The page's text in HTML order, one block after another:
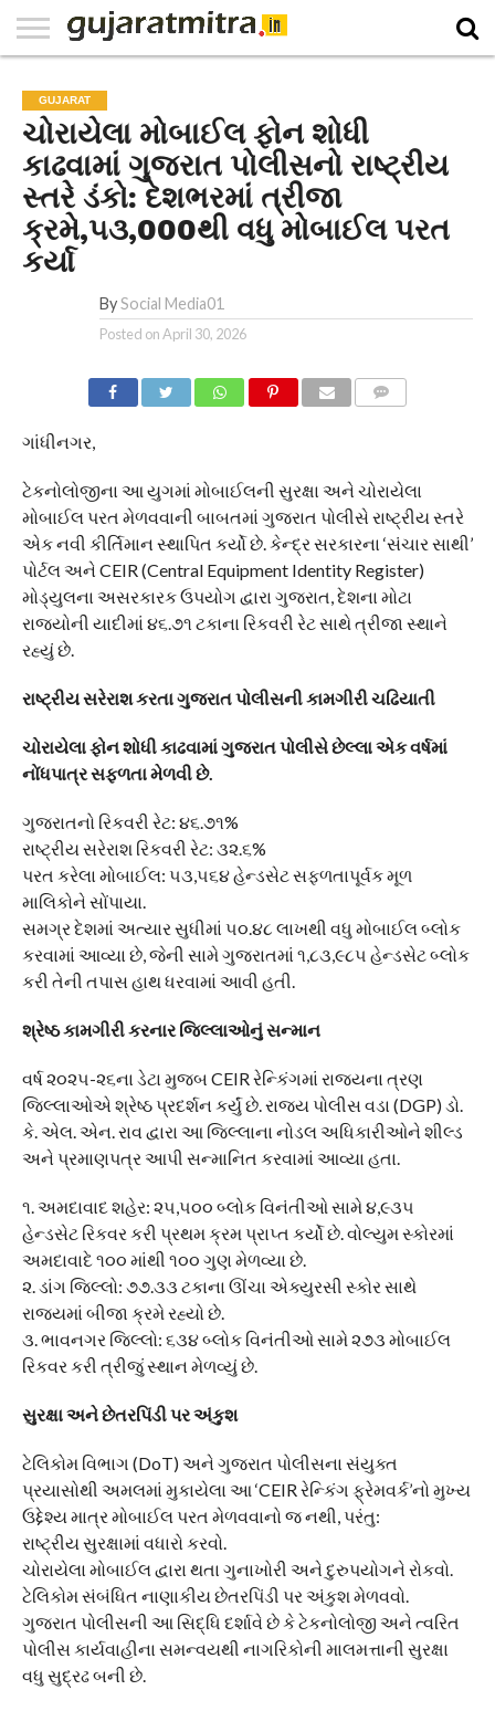
PAPER
NATIONAL
WORLD
BUSINESS
SPORTS
GUJARAT
OPINION
MORE
GUJARAT
​ચોરાયેલા મોબાઈલ ફોન શોધી
કાઢવામાં ગુજરાત પોલીસનો રાષ્ટ્રીય
સ્તરે ડંકો: દેશભરમાં ત્રીજા
ક્રમે,૫૩,000થી વધુ મોબાઈલ પરત
કર્યા
By Social Media01
Posted onApril 30, 2026
ગાંધીનગર,
ટેકનોલોજીના આ યુગમાં મોબાઈલની સુરક્ષા અને ચોરાયેલા
મોબાઈલ પરત મેળવવાની બાબતમાં ગુજરાત પોલીસે રાષ્ટ્રીય સ્તરે
એક નવી કીર્તિમાન સ્થાપિત કર્યો છે. કેન્દ્ર સરકારના ‘સંચાર સાથી’
પોર્ટલ અને CEIR (Central Equipment Identity Register)
મોડ્યુલના અસરકારક ઉપયોગ દ્વારા ગુજરાત, દેશના મોટા
રાજ્યોની યાદીમાં ૪૬.૭૧ ટકાના રિકવરી રેટ સાથે ત્રીજા સ્થાને
રહ્યું છે.
​રાષ્ટ્રીય સરેરાશ કરતા ગુજરાત પોલીસની કામગીરી ચઢિયાતી
​ચોરાયેલા ફોન શોધી કાઢવામાં ગુજરાત પોલીસે છેલ્લા એક વર્ષમાં
નોંધપાત્ર સફળતા મેળવી છે.
​ગુજરાતનો રિકવરી રેટ: ૪૬.૭૧%
​રાષ્ટ્રીય સરેરાશ રિકવરી રેટ: ૩૨.૬%
​પરત કરેલા મોબાઈલ: ૫૩,૫૬૪ હેન્ડસેટ સફળતાપૂર્વક મૂળ
માલિકોને સોંપાયા.
​સમગ્ર દેશમાં અત્યાર સુધીમાં ૫૦.૪૮ લાખથી વધુ મોબાઈલ બ્લોક
કરવામાં આવ્યા છે, જેની સામે ગુજરાતમાં ૧,૮૩,૯૮૫ હેન્ડસેટ બ્લોક
કરી તેની તપાસ હાથ ધરવામાં આવી હતી.
​શ્રેષ્ઠ કામગીરી કરનાર જિલ્લાઓનું સન્માન
​વર્ષ ૨૦૨૫-૨૬ના ડેટા મુજબ CEIR રેન્કિંગમાં રાજ્યના ત્રણ
જિલ્લાઓએ શ્રેષ્ઠ પ્રદર્શન કર્યું છે. રાજ્ય પોલીસ વડા (DGP) ડો.
કે. એલ. એન. રાવ દ્વારા આ જિલ્લાના નોડલ અધિકારીઓને શીલ્ડ
અને પ્રમાણપત્ર આપી સન્માનિત કરવામાં આવ્યા હતા.
​૧. અમદાવાદ શહેર: ૨૫,૫૦૦ બ્લોક વિનંતીઓ સામે ૪,૯૩૫
હેન્ડસેટ રિકવર કરી પ્રથમ ક્રમ પ્રાપ્ત કર્યો છે. વોલ્યુમ સ્કોરમાં
અમદાવાદે ૧૦૦ માંથી ૧૦૦ ગુણ મેળવ્યા છે.
૨. ડાંગ જિલ્લો: ૭૭.૩૩ ટકાના ઊંચા એક્યુરસી સ્કોર સાથે
રાજ્યમાં બીજા ક્રમે રહ્યો છે.
૩. ભાવનગર જિલ્લો: ૬૩૪ બ્લોક વિનંતીઓ સામે ૨૭૩ મોબાઈલ
રિકવર કરી ત્રીજું સ્થાન મેળવ્યું છે.
​સુરક્ષા અને છેતરપિંડી પર અંકુશ
​ટેલિકોમ વિભાગ (DoT) અને ગુજરાત પોલીસના સંયુક્ત
પ્રયાસોથી અમલમાં મુકાયેલા આ ‘CEIR રેન્કિંગ ફ્રેમવર્ક’નો મુખ્ય
ઉદ્દેશ્ય માત્ર મોબાઈલ પરત મેળવવાનો જ નથી, પરંતુ:
​રાષ્ટ્રીય સુરક્ષામાં વધારો કરવો.
​ચોરાયેલા મોબાઈલ દ્વારા થતા ગુનાખોરી અને દુરુપયોગને રોકવો.
​ટેલિકોમ સંબંધિત નાણાકીય છેતરપિંડી પર અંકુશ મેળવવો.
​ગુજરાત પોલીસની આ સિદ્ધિ દર્શાવે છે કે ટેકનોલોજી અને ત્વરિત
પોલીસ કાર્યવાહીના સમન્વયથી નાગરિકોની માલમત્તાની સુરક્ષા
વધુ સુદ્રઢ બની છે.